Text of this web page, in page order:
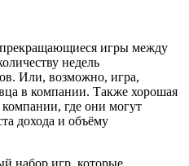
игры между
недель
Или, возможно, игра,
в компании. Также хорошая
где они могут
дохода и объёму
набор игр, которые